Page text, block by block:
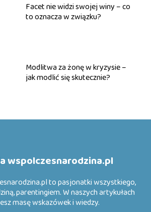
Facet nie widzi swojej winy – co
to oznacza w związku?
Modlitwa za żonę w kryzysie –
jak modlić się skutecznie?
wspolczesnarodzina.pl
to pasjonatki wszystkiego,
parentingiem. W naszych artykułach
masę wskazówek i wiedzy.